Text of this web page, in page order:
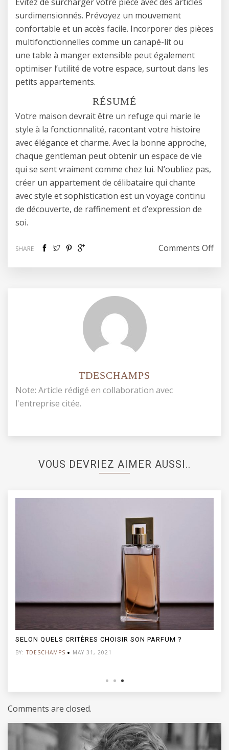
surdimensionnés. Prévoyez un mouvement
confortable et un accès facile. Incorporer des pièces
multifonctionnelles comme un canapé-lit ou
une table à manger extensible peut également
optimiser l’utilité de votre espace, surtout dans les
petits appartements.
RÉSUMÉ
Votre maison devrait être un refuge qui marie le
style à la fonctionnalité, racontant votre histoire
avec élégance et charme. Avec la bonne approche,
chaque gentleman peut obtenir un espace de vie
qui se sent vraiment comme chez lui. N’oubliez pas,
créer un appartement de célibataire qui chante
avec style et sophistication est un voyage continu
de découverte, de raffinement et d’expression de
soi.
SHARE Comments Offon
TDESCHAMPS
Note: Article rédigé en collaboration avec
l'entreprise citée.
VOUS DEVRIEZ AIMER AUSSI..
SELON QUELS CRITÈRES CHOISIR SON PARFUM ?
BY: TDESCHAMPS MAY 31, 2021
Comments are closed.